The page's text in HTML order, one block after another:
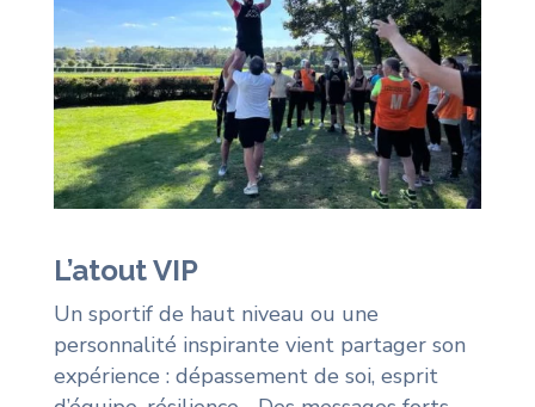
L’atout VIP
Un sportif de haut niveau ou une
personnalité inspirante vient partager son
expérience : dépassement de soi, esprit